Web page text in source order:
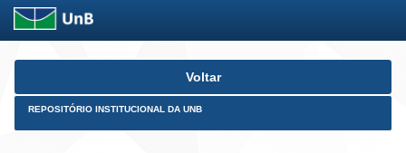
Skip
Voltar
REPOSITÓRIO INSTITUCIONAL DA UNB